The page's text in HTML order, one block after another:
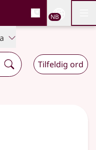
og
NB
Tilfeldig ord